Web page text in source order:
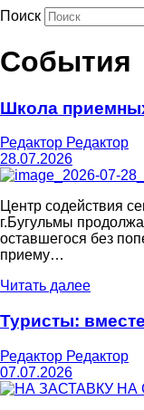
Поиск
События
Школа
Редактор Редактор
28.07.2026
Центр содействия
г.Бугульмы
оставшегося без
приему…
Читать далее
Туристы:
Редактор Редактор
07.07.2026